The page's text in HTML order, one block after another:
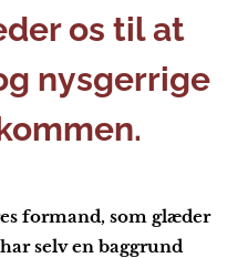
os til at
nysgerrige
formand, som glæder
selv en baggrund